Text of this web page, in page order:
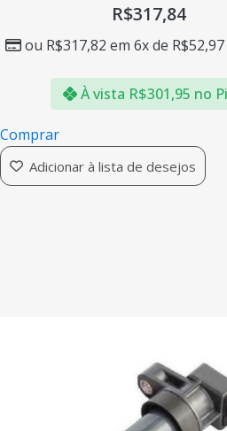
R$317,84
ou R$317,82 em 6x de R$52,97
À vista R$301,95 no
Comprar
Adicionar à lista de desejos